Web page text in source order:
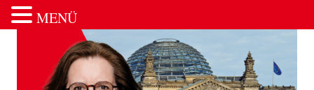
MENÜ